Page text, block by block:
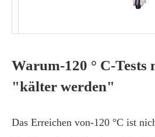
Warum-120 ° C-Tests
"kälter werden"
Das Erreichen von-120 °C ist